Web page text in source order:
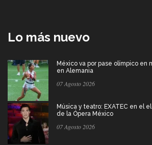
Lo más nuevo
México va por pase olímpico en
en Alemania
07 Agosto 2026
Música y teatro: EXATEC en el
de la Ópera México
07 Agosto 2026